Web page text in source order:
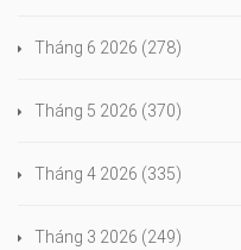
Tháng 6 2026 (278)
Tháng 5 2026 (370)
Tháng 4 2026 (335)
Tháng 3 2026 (249)